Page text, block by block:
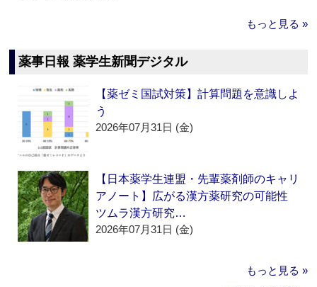
もっと見る »
薬事日報 薬学生新聞デジタル
【薬ゼミ国試対策】計算問題を意識しよ
う
2026年07月31日 (金)
【日本薬学生連盟・先輩薬剤師のキャリ
アノート】広がる漢方薬研究の可能性
ツムラ漢方研究…
2026年07月31日 (金)
もっと見る »